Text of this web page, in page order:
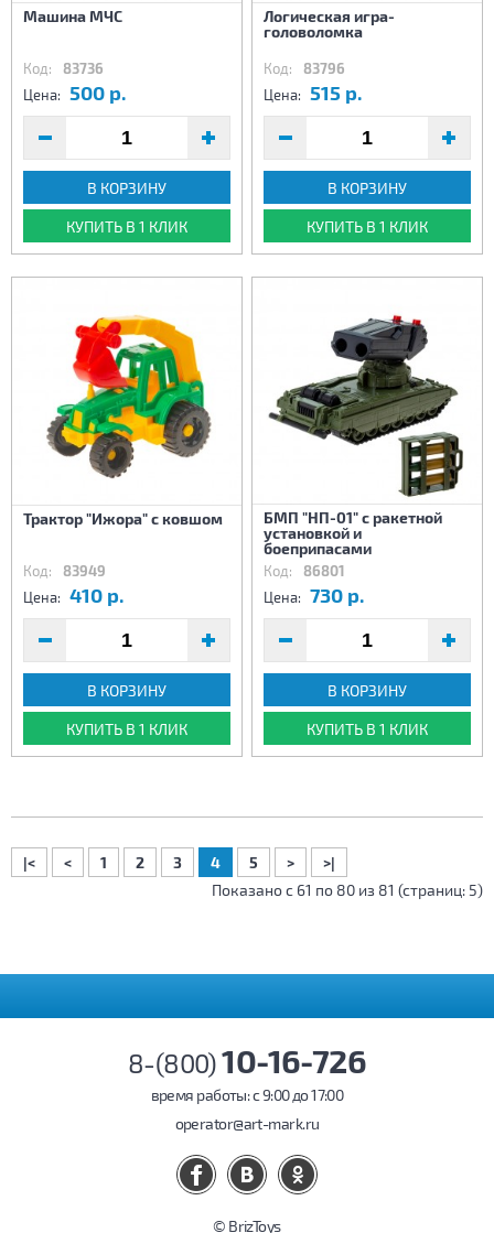
Машина МЧС
Код: 83736
Цена: 500 р.
В КОРЗИНУ
КУПИТЬ В 1 КЛИК
Логическая игра-
головоломка
Код: 83796
Цена: 515 р.
В КОРЗИНУ
КУПИТЬ В 1 КЛИК
Трактор "Ижора" с ковшом
Код: 83949
Цена: 410 р.
В КОРЗИНУ
КУПИТЬ В 1 КЛИК
БМП "НП-01" с ракетной
установкой и
боеприпасами
Код: 86801
Цена: 730 р.
В КОРЗИНУ
КУПИТЬ В 1 КЛИК
|< < 1 2 3 4 5 >
>|
Показано с 61 по 80 из 81 (страниц: 5)
8-(800)10-16-726
время работы: c 9:00 до 17:00
operator@art-mark.ru
© BrizToys